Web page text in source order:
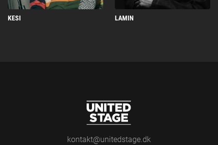
KESI LAMIN
kontakt@unitedstage.dk